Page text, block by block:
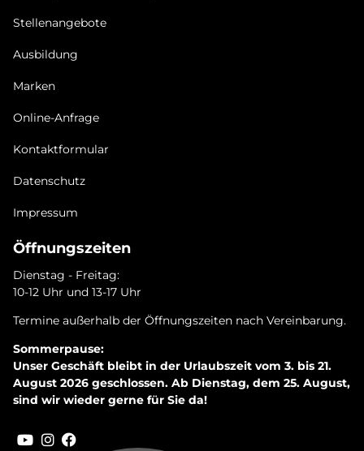
Stellenangebote
Ausbildung
Marken
Online-Anfrage
Kontaktformular
Datenschutz
Impressum
Öffnungszeiten
Dienstag - Freitag:
10-12 Uhr und 13-17 Uhr
Termine außerhalb der Öffnungszeiten nach Vereinbarung.
Sommerpause:
Unser Geschäft bleibt in der Urlaubszeit vom 3. bis 21.
August 2026 geschlossen. Ab Dienstag, dem 25. August,
sind wir wieder gerne für Sie da!